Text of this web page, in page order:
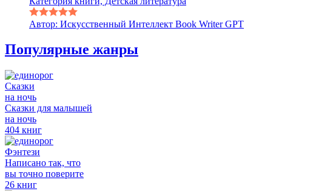
Автор: Искусственный Интеллект Book Writer GPT
Популярные жанры
Сказки
на ночь
Сказки для малышей
на ночь
404 книг
Фэнтези
Написано так, что
вы точно поверите
26 книг